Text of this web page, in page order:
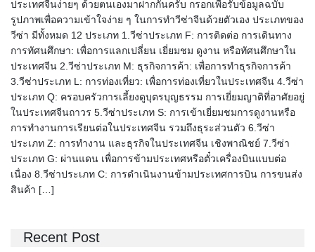
Search
for:
ประเทศจีนง่ายๆ ด้วยตนเองมาฝากกันครับ กรอกเพื่อรับข้อมูลฉบับ
รูปภาพเพื่อความเข้าใจง่าย ๆ ในการทำวีซ่าจีนด้วยตัวเอง ประเภทของ
วีซ่า มีทั้งหมด 12 ประเภท 1.วีซ่าประเภท F: การติดต่อ การเดินทาง
การทัศนศึกษา: เพื่อการแลกเปลี่ยน เยี่ยมชม ดูงาน หรือทัศนศึกษาใน
ประเทศจีน 2.วีซ่าประเภท M: ธุรกิจการค้า: เพื่อการทำธุรกิจการค้า
3.วีซ่าประเภท L: การท่องเที่ยว: เพื่อการท่องเที่ยวในประเทศจีน 4.วีซ่า
ประเภท Q: ครอบครัวการเลี้ยงดูบุตรบุญธรรม การเยี่ยมญาติที่อาศัยอยู่
ในประเทศจีนถาวร 5.วีซ่าประเภท S: การเข้าเยี่ยมชมการดูงานหรือ
การทำงานการเรียนต่อในประเทศจีน รวมถึงธุระส่วนตัว 6.วีซ่า
ประเภท Z: การทำงาน และธุรกิจในประเทศจีน เชิงพาณิชย์ 7.วีซ่า
ประเภท G: ผ่านแดน เพื่อการข้ามประเทศหรือตั๋วเครื่องบินแบบต่อ
เนื่อง 8.วีซ่าประเภท C: การดำเนินงานข้ามประเทศการบิน การขนส่ง
สินค้า […]
Recent Post